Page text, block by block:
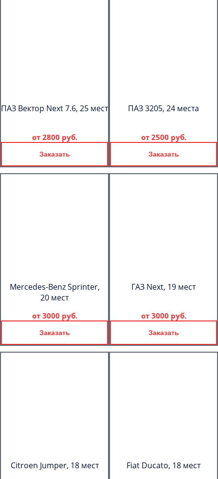
ПАЗ Вектор Next 7.6, 25 мест
от 2800 руб.
Заказать
ПАЗ 3205, 24 места
от 2500 руб.
Заказать
Mercedes-Benz Sprinter,
20 мест
от 3000 руб.
Заказать
ГАЗ Next, 19 мест
от 3000 руб.
Заказать
Citroen Jumper, 18 мест Fiat Ducato, 18 мест